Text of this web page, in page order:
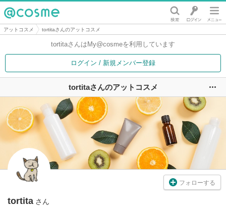
@cosme
アットコスメ tortitaさんのアットコスメ
tortitaさんは My@cosmeを利用しています
ログイン / 新規メンバー登録
tortitaさんのアットコスメ
フォローする
tortita さん